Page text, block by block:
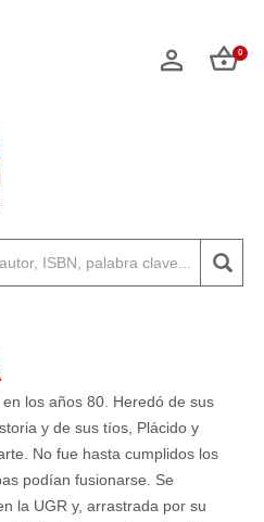
0
los años 80. Heredó de sus
y de sus tíos, Plácido y
No fue hasta cumplidos los
podían fusionarse. Se
la UGR y, arrastrada por su